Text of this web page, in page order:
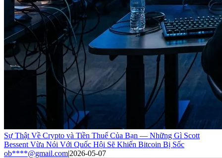
Sự Thật Về Crypto và Tiền Thuế Của Bạn — Những Gì Scott
Bessent Vừa Nói Với Quốc Hội Sẽ Khiến Bitcoin Bị Sốc
ob****@gmail.com|2026-05-07